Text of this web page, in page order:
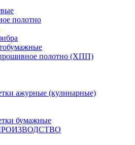
полотно
полотно (ХПП)
ажурные (кулинарные)
бумажные